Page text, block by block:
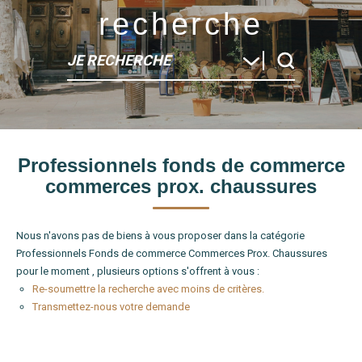
recherche
JE RECHERCHE
Type de bien
Localité
Professionnels fonds de commerce
commerces prox. chaussures
Nous n'avons pas de biens à vous proposer dans la catégorie
Professionnels Fonds de commerce Commerces Prox. Chaussures
pour le moment , plusieurs options s'offrent à vous :
Re-soumettre la recherche avec moins de critères.
Transmettez-nous votre demande